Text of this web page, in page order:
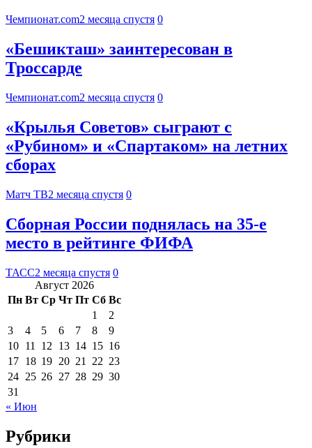
Чемпионат.com2 месяца спустя 0
«Бешикташ» заинтересован в
Троссарде
Чемпионат.com2 месяца спустя 0
«Крылья Советов» сыграют с
«Рубином» и «Спартаком» на летних
сборах
Матч ТВ2 месяца спустя 0
Сборная России поднялась на 35-е
место в рейтинге ФИФА
ТАСС2 месяца спустя 0
Август 2026
Пн Вт Ср Чт Пт Сб Вс
1
2
3
4 5 6 7 8
9
10 11 12 13 14 15 16
17 18 19 20 21 22 23
24 25 26 27 28 29 30
31
« Июн
Рубрики